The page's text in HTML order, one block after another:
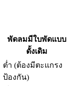
พัดลมมีใบพัดแบบ
ดั้งเดิม
ต่ำ (ต้องมีตะแกรง
ป้องกัน)